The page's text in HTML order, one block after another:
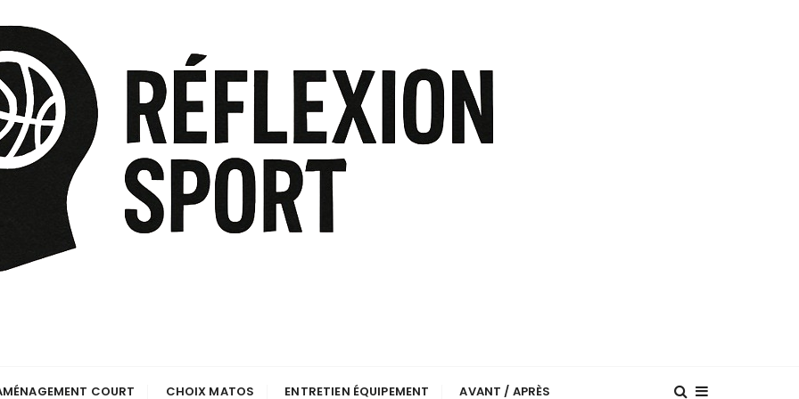
COURT CHOIX MATOS ENTRETIEN ÉQUIPEMENT AVANT / APRÈS